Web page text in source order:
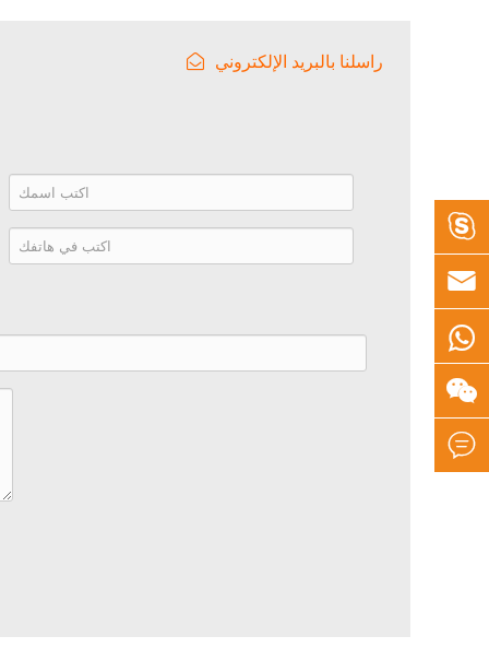
راسلنا بالبريد الإلكتروني




